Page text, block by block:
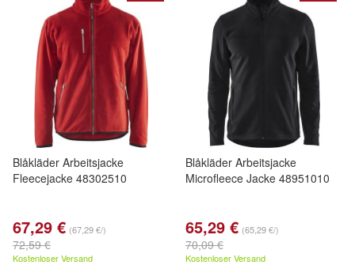
Blåkläder Arbeitsjacke
Fleecejacke 48302510
67,29 € (67,29 €/)
72,59 €
Kostenloser Versand
Blåkläder Arbeitsjacke
Microfleece Jacke 48951010
65,29 € (65,29 €/)
70,09 €
Kostenloser Versand